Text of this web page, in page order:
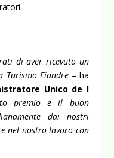
di aver ricevuto un
Turismo Fiandre– ha
Unico de I
premio e il buon
dai nostri
nel nostro lavoro con